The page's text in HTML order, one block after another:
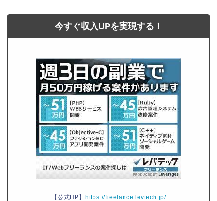
今すぐ収入UPを実現する！
【公式HP】 https://freelance.levtech.jp/